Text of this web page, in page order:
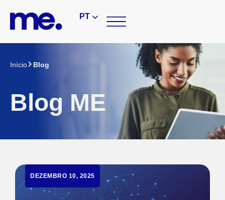
PT
Início Blog
Blog ME
DEZEMBRO 10, 2025